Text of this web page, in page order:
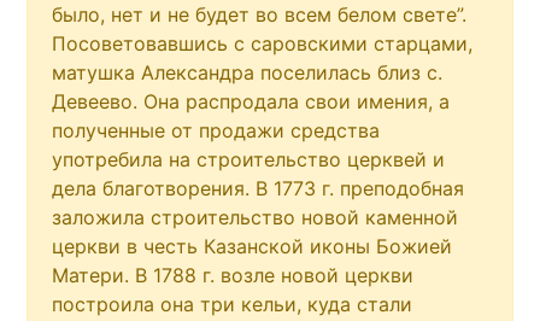
было, нет и не будет во всем белом свете”.
Посоветовавшись с саровскими старцами,
матушка Александра поселилась близ с.
Девеево. Она распродала свои имения, а
полученные от продажи средства
употребила на строительство церквей и
дела благотворения. В 1773 г. преподобная
заложила строительство новой каменной
церкви в честь Казанской иконы Божией
Матери. В 1788 г. возле новой церкви
построила она три кельи, куда стали